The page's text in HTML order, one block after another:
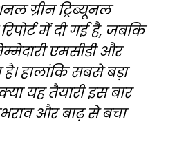
ग्रीन ट्रिब्यूनल
में दी गई है, जबकि
एमसीडी और
हालांकि सबसे बड़ा
यह तैयारी इस बार
और बाढ़ से बचा